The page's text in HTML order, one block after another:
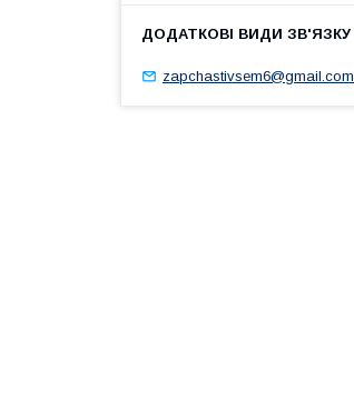
zapchastivsem6@gmail.com